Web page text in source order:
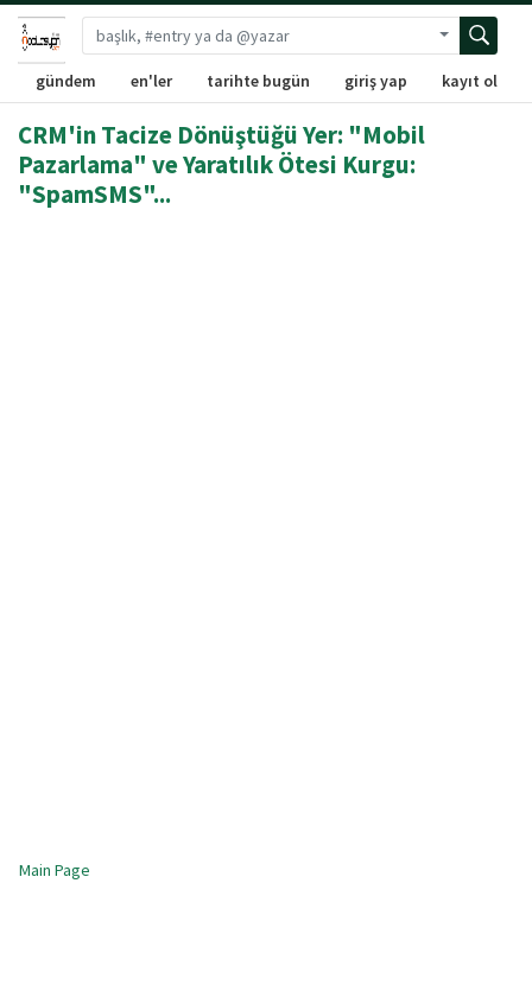
Gelişmiş
gündem en'ler tarihte bugün giriş yap kayıt ol
CRM'in Tacize Dönüştüğü Yer: "Mobil
Pazarlama" ve Yaratılık Ötesi Kurgu:
"SpamSMS"...
Main Page